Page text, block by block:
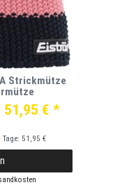
Strickmütze
51,95 € *
51,95 €